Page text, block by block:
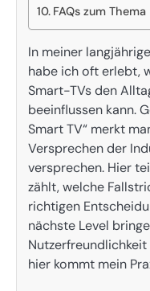
FAQs zum
In meiner
habe ich oft erlebt,
Smart-TVs den
beeinflussen kann.
Smart TV“ merkt
Versprechen der
versprechen. Hier
zählt, welche
richtigen
nächste Level
hier kommt mein